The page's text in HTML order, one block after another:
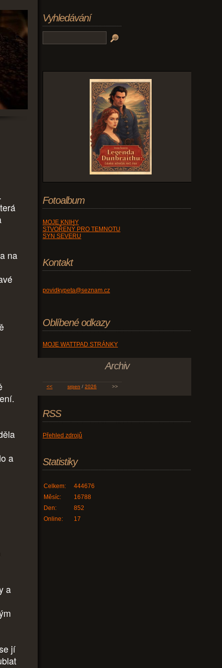
na
a
a
jí
Vyhledávání
Fotoalbum
MOJE KNIHY
STVOŘENÝ PRO TEMNOTU
SYN SEVERU
Kontakt
povidkypeta@seznam.cz
Oblíbené odkazy
MOJE WATTPAD STRÁNKY
Archiv
<< srpen / 2026 >>
RSS
Přehled zdrojů
Statistiky
Online: 17
Celkem:
444676
Měsíc:
16788
Den:
852